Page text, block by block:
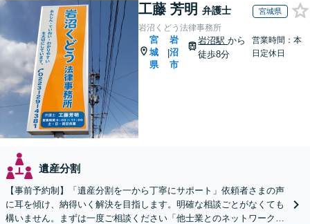
工藤 芳明 弁護士 宮城県
岩沼くどう法律事務所
宮
城
県
|
岩
沼
市
岩沼駅から
徒歩8分
営業時間：本
日定休日
遺産分割
【事前予約制】「遺産分割を一から丁寧にサポート」依頼者さまの声
に耳を傾け、納得いく解決を目指します。明確な相談ごとがなくても
構いません。まずは一度ご相談ください「他士業とのネットワークで